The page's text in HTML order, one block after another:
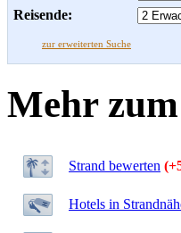
Reisende:
zur erweiterten Suche
Mehr
Strand bewerten
Hotels in